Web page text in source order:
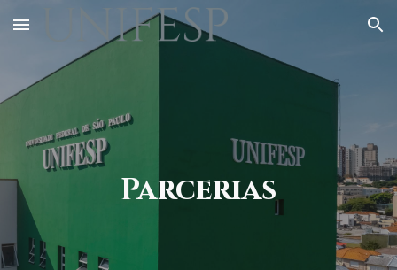
Skip to main content Skip to navigation
Parcerias